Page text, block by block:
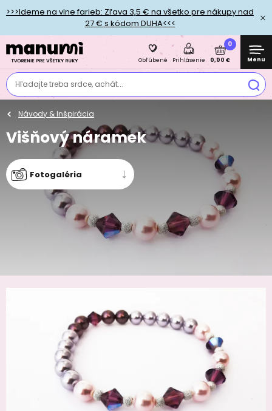
>>>Ideme na vlne farieb: Zľava 3,5 € na všetko pre nákupy nad
27 € s kódom DUHA<<<
Hľadajte treba srdce, achát...
Obľúbené Prihlásenie
0
0,00 € Menu
Návody & Inšpirácia
Višňový náramek
Fotogaléria